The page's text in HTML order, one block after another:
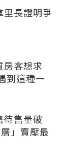
里長證明爭
房客想求
到這種一
待售量破
」賣壓最